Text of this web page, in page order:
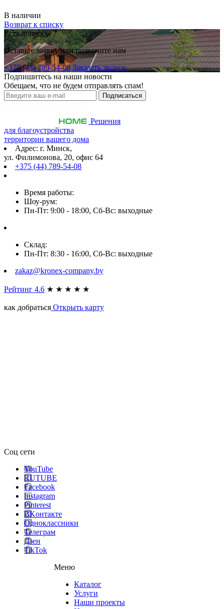
В наличии
Возврат к списку
Есть вопросы ?
Оставьте заявку или позвоните нам
+375 (44) 789-54-08 Заказать звонок
Подпишитесь на наши новости
Обещаем, что не будем отправлять спам!
Решения
для благоустройства
территории вашего дома
Адрес: г. Минск,
ул. Филимонова, 20, офис 64
+375 (44) 789-54-08
Время работы:
Шоу-рум:
Пн-Пт: 9:00 - 18:00, Сб-Вс: выходные
Склад:
Пн-Пт: 8:30 - 16:00, Сб-Вс: выходные
zakaz@kronex-company.by
Рейтинг 4.6 ★ ★ ★ ★ ★
как добраться Открыть карту
Соц сети
YouTube
RUTUBE
Facebook
Instagram
Pinterest
ВKонтакте
Одноклассники
Телеграм
Дзен
TikTok
Меню
Каталог
Услуги
Наши проекты